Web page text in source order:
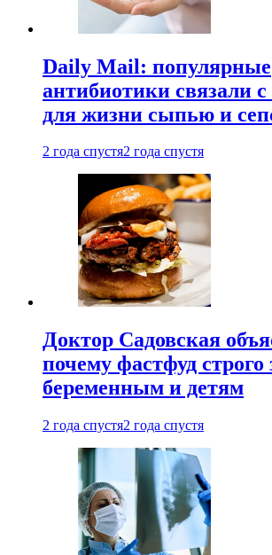
Daily Mail: популярные
антибиотики связали
для жизни сыпью и
2 года спустя2 года спустя
Доктор Садовская
почему фастфуд
беременным и детям
2 года спустя2 года спустя